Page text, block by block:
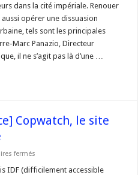
police
nationale
d’Ajaccio
met
place
un
dispositif
dans la cité impériale. Renouer
opérer une dissuasion
tels sont les principales
Marc Panazio, Directeur
il ne s’agit pas là d’une …
Copwatch, le site
fermés
–
IDF (difficilement accessible